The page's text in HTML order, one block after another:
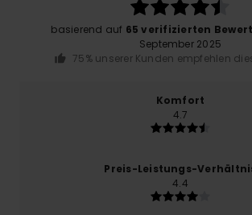
basierend auf 65 verifizierten
September 2025
75% unserer Kunden empfehlen
Komfort
4.7
Preis-Leistungs-
4.4